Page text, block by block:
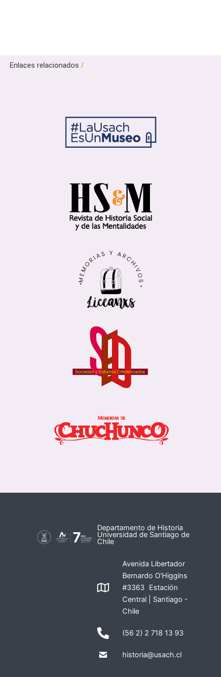
Enlaces relacionados /
Departamento de Historia
Universidad de Santiago de
Chile
Avenida Libertador
Bernardo O'Higgins
#3363 Estación
Central | Santiago -
Chile
(56 2) 2 718 13 93
historia@usach.cl